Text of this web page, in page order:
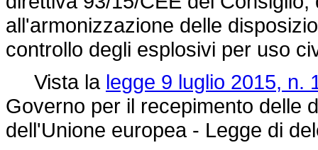
all'armonizzazione delle
controllo degli esplosivi per uso
Vista la legge 9 luglio 2015, n.
Governo per il recepimento delle
dell'Unione europea - Legge di